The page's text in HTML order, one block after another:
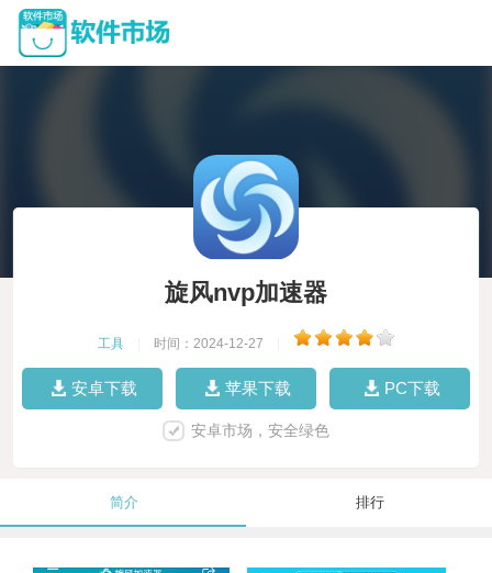
旋风nvp加速器
工具 时间：2024-12-27
安卓下载 苹果下载 PC下载
安卓市场，安全绿色
简介 排行